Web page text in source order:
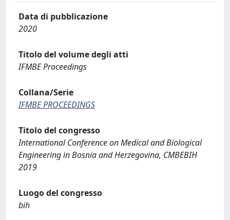
Data di pubblicazione
2020
Titolo del volume degli atti
IFMBE Proceedings
Collana/Serie
IFMBE PROCEEDINGS
Titolo del congresso
International Conference on Medical and Biological
Engineering in Bosnia and Herzegovina, CMBEBIH
2019
Luogo del congresso
bih